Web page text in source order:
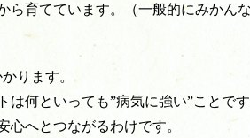
ら育てています。（一般的にみかん
ります。
何といっても”病気に強い”ことです
へとつながるわけです。